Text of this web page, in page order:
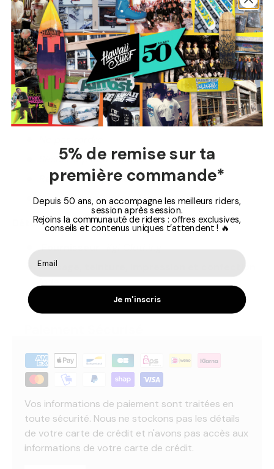
Étiquette tisséediscrète en bas de vêtement
Fabrication responsableen Inde
Design inspiré par la nature ,mêlant
abstraction et figuration
Conseils d'entretien:
Laver à l'envers avec des couleurs similaires
Sécher à plat à l’ombre
Repasser uniquement sur l’envers
Ne pas repasser les éléments en plastique
Détails de fabrication:
Fournisseur:Kgi Clothing
Tissage, teinture, impression et confection
Vos informations de paiement sont traitées en
toute sécurité. Nous ne stockons pas les détails
de votre carte de crédit et n'avons pas accès aux
informations de votre carte de crédit.
5% de remise sur ta
première commande*
Depuis 50 ans, on accompagne les meilleurs riders,
session après session.
Rejoins la communauté de riders : offres exclusives,
conseils et contenus uniques t’attendent ! 🔥
Je m'inscris